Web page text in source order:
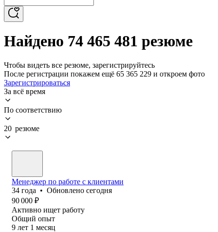
Найдено 74 465 481 резюме
Чтобы видеть все резюме, зарегистрируйтесь
После регистрации покажем ещё 65 365 229 и откроем фото
Зарегистрироваться
За всё время
По соответствию
20 резюме
Менеджер по работе с клиентами
34 года • Обновлено сегодня
90 000 ₽
Активно ищет работу
Общий опыт
9 лет 1 месяц